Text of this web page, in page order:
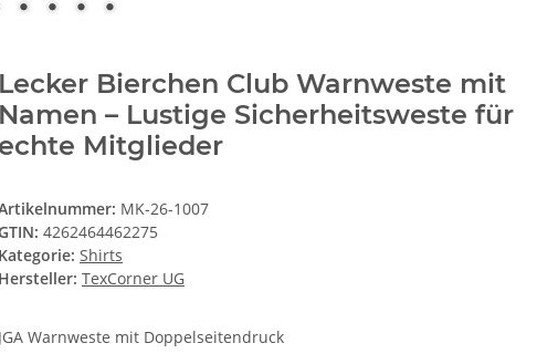
Lecker Bierchen Club Warnweste mit
Namen – Lustige Sicherheitsweste für
echte Mitglieder
MK-26-1007
4262464462275
Kategorie: Shirts
Hersteller: TexCorner UG
JGA Warnweste mit Doppelseitendruck